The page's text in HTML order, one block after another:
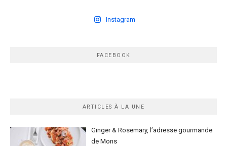
Instagram
FACEBOOK
ARTICLES À LA UNE
Ginger & Rosemary, l’adresse gourmande
de Mons